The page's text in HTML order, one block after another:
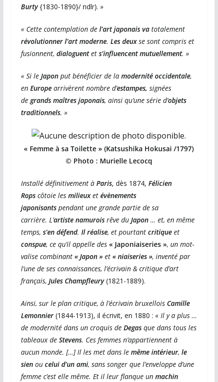
Burty{1830-1890}/ ndlr). »
« Cette contemplation de l’art japonais vatotalement
révolutionner l’art moderne. Les deuxse sont compris et
fusionnent, dialoguentet s’influencent mutuellement. »
« Si le Japon put bénéficier de la modernité occidentale,
en Europe arrivèrent nombre d’estampes, signées
de grands maîtres japonais, ainsi qu’une série d’objets
traditionnels. »
« Femme à sa Toilette » (Katsushika Hokusai /1797)
© Photo : Murielle Lecocq
Installé définitivement à Paris, dès 1874, Félicien
Ropscôtoie lesmilieuxet évènements
japonisantspendant une grande partie de sa
carrière. L’artiste namurois rêve du Japon… et, en même
temps, s’en défend. Il réalise, et pourtantcritique et
conspue, ce qu’il appelle des« Japoniaiseries », un mot-
valise combinant « Japon »et « niaiseries », inventé par
l’une de ses connaissances, l’écrivain & critique d’art
français, Jules Champfleury(1821-1889).
Ainsi, sur le plan critique, à l’écrivain bruxellois Camille
Lemonnier(1844-1913), il écrivit, en 1880 : « Il y a plus …
de modernité dans un croquis de Degas que dans tous les
tableaux de Stevens. Ces femmes n’appartiennent à
aucun monde. […] Il les met dans le même intérieur, le
sienou celui d’un ami, sans songer que l’enveloppe d’une
femme c’est elle même. Et il leur flanque un machin